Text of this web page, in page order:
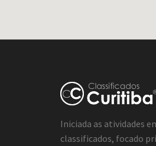
Iniciada as atividades
classificados, focado